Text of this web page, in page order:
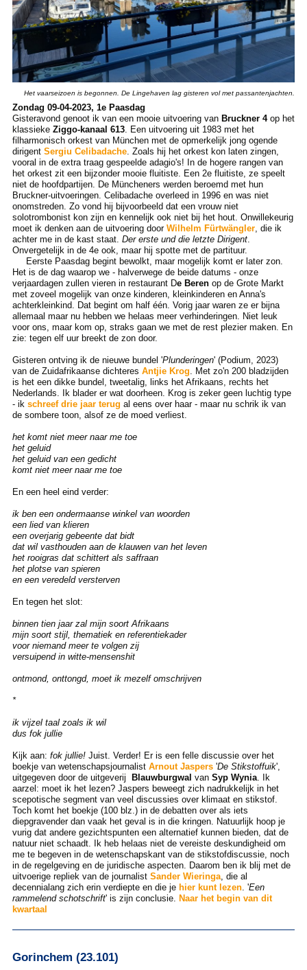
Het vaarseizoen is begonnen. De Lingehaven lag gisteren vol met passantenjachten.
Zondag 09-04-2023, 1e Paasdag
Gisteravond genoot ik van een mooie uitvoering van Bruckner 4op het
klassieke Ziggo-kanaal 613. Een uitvoering uit 1983 met het
filharmonisch orkest van München met de opmerkelijk jong ogende
dirigent Sergiu Celibadache. Zoals hij het orkest kon laten zingen,
vooral in de extra traag gespeelde adagio's! In de hogere rangen van
het orkest zit een bijzonder mooie fluitiste. Een 2e fluitiste, ze speelt
niet de hoofdpartijen. De Müncheners werden beroemd met hun
Bruckner-uitvoeringen. Celibadache overleed in 1996 en was niet
onomstreden. Zo vond hij bijvoorbeeld dat een vrouw niet
solotrombonist kon zijn en kennelijk ook niet bij het hout. Onwillekeurig
moet ik denken aan de uitvoering door Wilhelm Fürtwängler, die ik
achter me in de kast staat. Der erste und die letzte Dirigent.
Onvergetelijk in de 4e ook, maar hij spotte met de partituur.
Eerste Paasdag begint bewolkt, maar mogelijk komt er later zon.
Het is de dag waarop we - halverwege de beide datums - onze
verjaardagen zullen vieren in restaurant De Berenop de Grote Markt
met zoveel mogelijk van onze kinderen, kleinkinderen en Anna's
achterkleinkind. Dat begint om half één. Vorig jaar waren ze er bijna
allemaal maar nu hebben we helaas meer verhinderingen. Niet leuk
voor ons, maar kom op, straks gaan we met de rest plezier maken. En
zie: tegen elf uur breekt de zon door.
Gisteren ontving ik de nieuwe bundel 'Plunderingen' (Podium, 2023)
van de Zuidafrikaanse dichteres Antjie Krog . Met zo'n 200 bladzijden
is het een dikke bundel, tweetalig, links het Afrikaans, rechts het
Nederlands. Ik blader er wat doorheen. Krog is zeker geen luchtig type
- ik schreef drie jaar terug al eens over haar - maar nu schrik ik van
de sombere toon, alsof ze de moed verliest.
het komt niet meer naar me toe
het geluid
het geluid van een gedicht
komt niet meer naar me toe
En een heel eind verder:
ik ben een ondermaanse winkel van woorden
een lied van klieren
een overjarig gebeente dat bidt
dat wil vasthouden aan de klauwen van het leven
het rooigras dat schittert als saffraan
het plotse van spieren
en een veredeld versterven
En tegen het slot:
binnen tien jaar zal mijn soort Afrikaans
mijn soort stijl, thematiek en referentiekader
voor niemand meer te volgen zij
versuipend in witte-mensenshit
ontmond, onttongd, moet ik mezelf omschrijven
*
ik vijzel taal zoals ik wil
dus fok jullie
Kijk aan: fok jullie!Juist. Verder! Er is een felle discussie over het
boekje van wetenschapsjournalist Arnout Jaspers'De Stikstoffuik',
uitgegeven door de uitgeverij
Blauwburgwal van Syp Wynia. Ik
aarzel: moet ik het lezen? Jaspers beweegt zich nadrukkelijk in het
scepotische segment van veel discussies over klimaat en stikstof.
Toch komt het boekje (100 blz.) in de debatten over als iets
diepgravender dan vaak het geval is in die kringen. Natuurlijk hoop je
vurig dat andere gezichtspunten een alternatief kunnen bieden, dat de
natuur niet schaadt. Ik heb helaas niet de vereiste deskundigheid om
me te begeven in de wetenschapskant van de stikstofdiscussie, noch
in de regelgeving en de juridische aspecten. Daarom ben ik blij met de
uitvoerige repliek van de journalist Sander Wieringa, die al
decennialang zich erin verdiepte en die je hier kunt lezen. 'Een
rammelend schotschrift' is zijn conclusie.
Naar het begin van dit
kwartaal
Gorinchem (23.101)